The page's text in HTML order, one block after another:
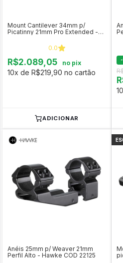
Mount Cantilever 34mm p/
Picatinny 21mm Pro Extended -
0.0
R$2.089,05 no pix
10x de R$219,90 no cartão
ADICIONAR
-
Anéis 25mm p/ Weaver 21mm
Perfil Alto - Hawke COD 22125